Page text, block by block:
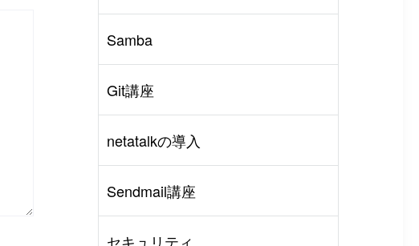
Samba
Git講座
netatalkの導入
Sendmail講座
セキュリティ